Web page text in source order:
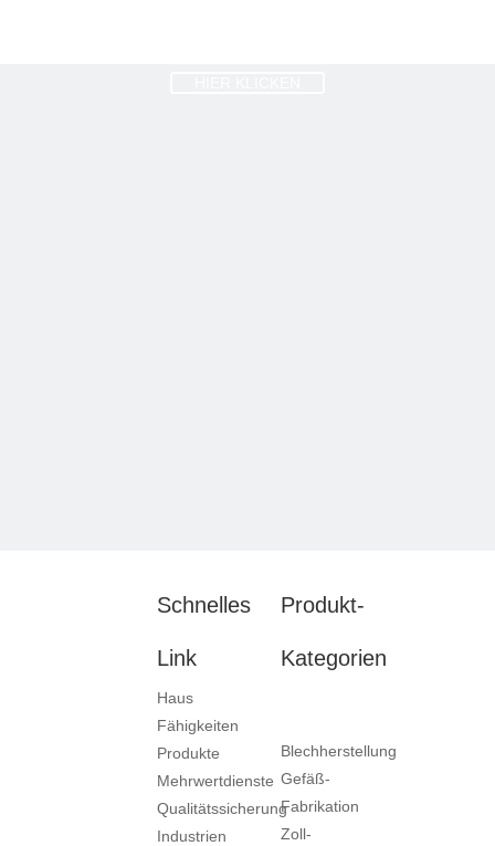
Schnelles
Link
Haus
Fähigkeiten
Produkte
Mehrwertdienste
Qualitätssicherung
Industrien
Produkt-
Kategorien
Blechherstellung
Gefäß-
Fabrikation
Zoll-